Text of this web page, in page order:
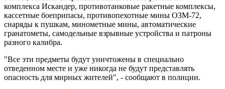
комплекса Искандер, противотанковые ракетные комплексы,
кассетные боеприпасы, противопехотные мины ОЗМ-72,
снаряды к пушкам, минометные мины, автоматические
гранатометы, самодельные взрывные устройства и патроны
разного калибра.
"Все эти предметы будут уничтожены в специально
отведенном месте и уже никогда не будут представлять
опасность для мирных жителей", - сообщают в полиции.